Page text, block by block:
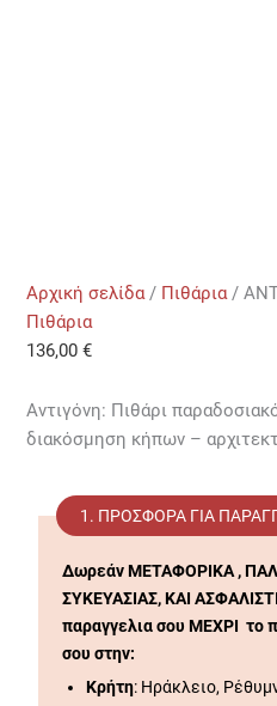
Αρχική σελίδα/ Πιθάρια/
Πιθάρια
136,00€
Αντιγόνη: Πιθάρι
διακόσμηση κήπων –
1. ΠΡΟΣΦΟΡΆ ΓΙΑ
Δωρεάν ΜΕΤΑΦΟΡΙΚΑ ,
ΣΥΚΕΥΑΣΙΑΣ, ΚΑΙ
παραγγελια σου ΜΕΧΡΙ το
σου στην:
Κρήτη: Ηράκλειο,